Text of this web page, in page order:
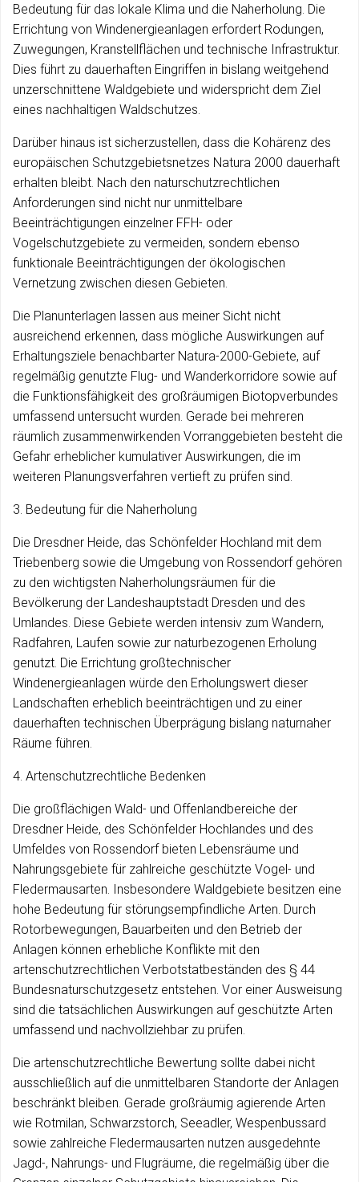
Bedeutung für das lokale Klima und die Naherholung. Die
Errichtung von Windenergieanlagen erfordert Rodungen,
Zuwegungen, Kranstellflächen und technische Infrastruktur.
Dies führt zu dauerhaften Eingriffen in bislang weitgehend
unzerschnittene Waldgebiete und widerspricht dem Ziel
eines nachhaltigen Waldschutzes.
Darüber hinaus ist sicherzustellen, dass die Kohärenz des
europäischen Schutzgebietsnetzes Natura 2000 dauerhaft
erhalten bleibt. Nach den naturschutzrechtlichen
Anforderungen sind nicht nur unmittelbare
Beeinträchtigungen einzelner FFH- oder
Vogelschutzgebiete zu vermeiden, sondern ebenso
funktionale Beeinträchtigungen der ökologischen
Vernetzung zwischen diesen Gebieten.
Die Planunterlagen lassen aus meiner Sicht nicht
ausreichend erkennen, dass mögliche Auswirkungen auf
Erhaltungsziele benachbarter Natura-2000-Gebiete, auf
regelmäßig genutzte Flug- und Wanderkorridore sowie auf
die Funktionsfähigkeit des großräumigen Biotopverbundes
umfassend untersucht wurden. Gerade bei mehreren
räumlich zusammenwirkenden Vorranggebieten besteht die
Gefahr erheblicher kumulativer Auswirkungen, die im
weiteren Planungsverfahren vertieft zu prüfen sind.
3. Bedeutung für die Naherholung
Die Dresdner Heide, das Schönfelder Hochland mit dem
Triebenberg sowie die Umgebung von Rossendorf gehören
zu den wichtigsten Naherholungsräumen für die
Bevölkerung der Landeshauptstadt Dresden und des
Umlandes. Diese Gebiete werden intensiv zum Wandern,
Radfahren, Laufen sowie zur naturbezogenen Erholung
genutzt. Die Errichtung großtechnischer
Windenergieanlagen würde den Erholungswert dieser
Landschaften erheblich beeinträchtigen und zu einer
dauerhaften technischen Überprägung bislang naturnaher
Räume führen.
4. Artenschutzrechtliche Bedenken
Die großflächigen Wald- und Offenlandbereiche der
Dresdner Heide, des Schönfelder Hochlandes und des
Umfeldes von Rossendorf bieten Lebensräume und
Nahrungsgebiete für zahlreiche geschützte Vogel- und
Fledermausarten. Insbesondere Waldgebiete besitzen eine
hohe Bedeutung für störungsempfindliche Arten. Durch
Rotorbewegungen, Bauarbeiten und den Betrieb der
Anlagen können erhebliche Konflikte mit den
artenschutzrechtlichen Verbotstatbeständen des § 44
Bundesnaturschutzgesetz entstehen. Vor einer Ausweisung
sind die tatsächlichen Auswirkungen auf geschützte Arten
umfassend und nachvollziehbar zu prüfen.
Die artenschutzrechtliche Bewertung sollte dabei nicht
ausschließlich auf die unmittelbaren Standorte der Anlagen
beschränkt bleiben. Gerade großräumig agierende Arten
wie Rotmilan, Schwarzstorch, Seeadler, Wespenbussard
sowie zahlreiche Fledermausarten nutzen ausgedehnte
Jagd-, Nahrungs- und Flugräume, die regelmäßig über die